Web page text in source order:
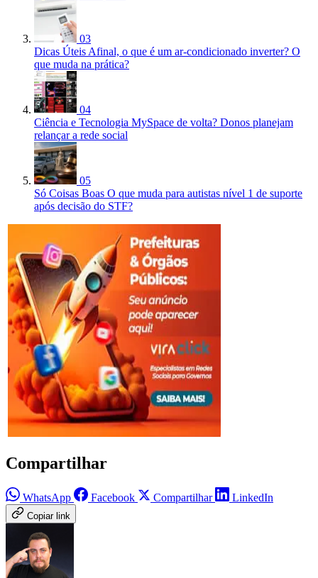
03
Dicas Úteis Afinal, o que é um ar-condicionado inverter? O
que muda na prática?
04
Ciência e Tecnologia MySpace de volta? Donos planejam
relançar a rede social
05
Só Coisas Boas O que muda para autistas nível 1 de suporte
após decisão do STF?
Compartilhar
WhatsApp Facebook Compartilhar LinkedIn
Copiar link